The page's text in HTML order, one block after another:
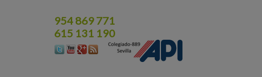
954 869 771
615 131 190